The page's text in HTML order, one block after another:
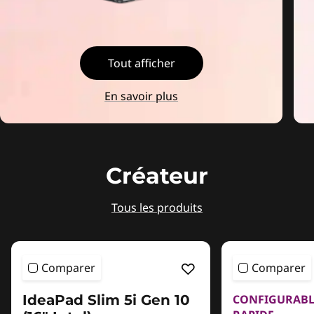
Tout afficher
En savoir plus
Créateur
Tous les produits
Comparer
IdeaPad Slim 5i Gen 10
Comparer